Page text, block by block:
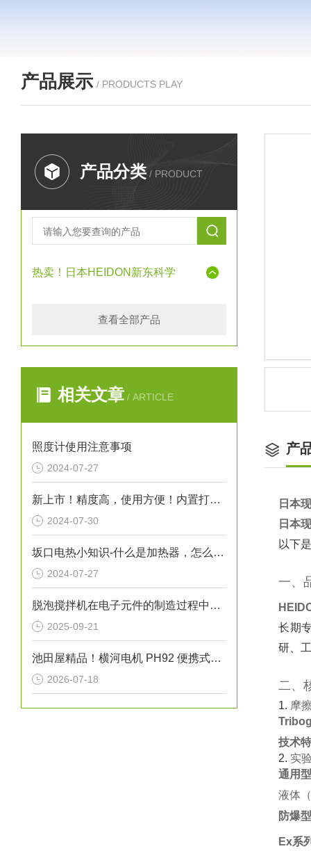
产品展示 / PRODUCTS PLAY
产品分类 / PRODUCT
热卖！日本HEIDON新东科学
查看全部产品
相关文章 / ARTICLE
照度计使用注意事项
2024-07-27
新上市！精度高，使用方便！内置打印机/膜厚计L-500
2024-07-30
坂口电热小知识-什么是加热器，怎么保养加热器
2024-07-27
脱泡搅拌机在电子元件的制造过程中的作用
2025-09-21
池田屋精品！横河电机 PH92 便携式pH/ORP计
2026-07-18
产
日本
日本
以下
一、
长期
研、
二、
1. ‌ 摩
技术
2. ‌ 实
通用
液体
防爆
Ex系